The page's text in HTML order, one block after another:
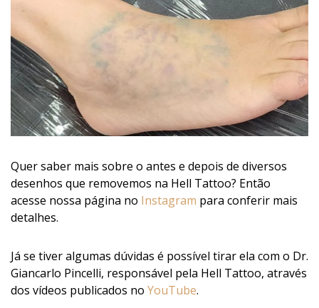
Quer saber mais sobre o antes e depois de diversos
desenhos que removemos na Hell Tattoo? Então
acesse nossa página no Instagram para conferir mais
detalhes.
Já se tiver algumas dúvidas é possível tirar ela com o Dr.
Giancarlo Pincelli, responsável pela Hell Tattoo, através
dos vídeos publicados no YouTube.